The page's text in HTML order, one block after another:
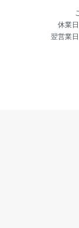
休業
翌営業